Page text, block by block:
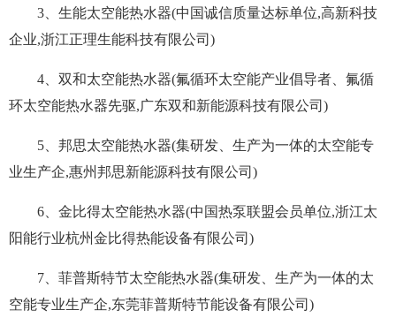
3、生能太空能热水器(中国诚信质量达标单位,高新科技
企业,浙江正理生能科技有限公司)
4、双和太空能热水器(氟循环太空能产业倡导者、氟循
环太空能热水器先驱,广东双和新能源科技有限公司)
5、邦思太空能热水器(集研发、生产为一体的太空能专
业生产企,惠州邦思新能源科技有限公司)
6、金比得太空能热水器(中国热泵联盟会员单位,浙江太
阳能行业杭州金比得热能设备有限公司)
7、菲普斯特节太空能热水器(集研发、生产为一体的太
空能专业生产企,东莞菲普斯特节能设备有限公司)